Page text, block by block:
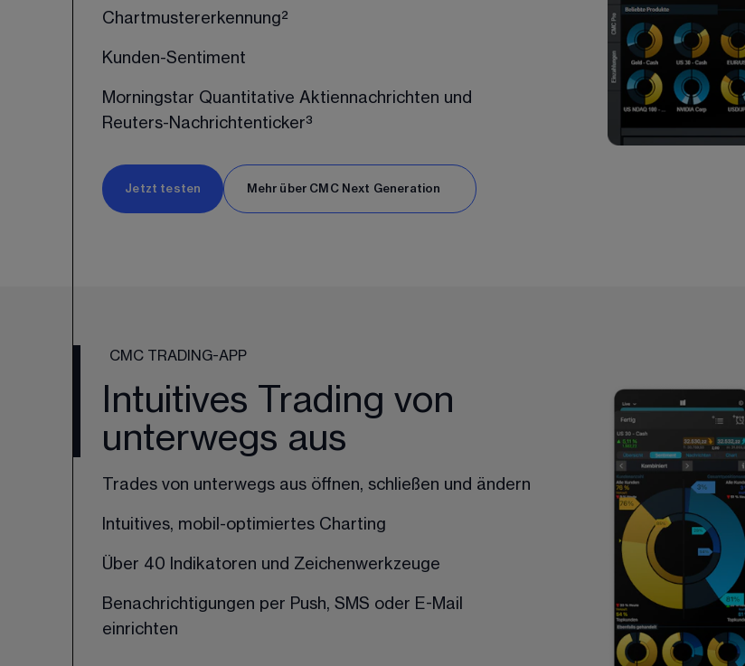
Chartmustererkennung²
Kunden-Sentiment
Morningstar Quantitative Aktiennachrichten und
Reuters-Nachrichtenticker³
Jetzt testen Mehr über CMC Next Generation
CMC TRADING-APP
Intuitives Trading von
unterwegs aus
Trades von unterwegs aus öffnen, schließen und ändern
Intuitives, mobil-optimiertes Charting
Über 40 Indikatoren und Zeichenwerkzeuge
Benachrichtigungen per Push, SMS oder E-Mail
einrichten